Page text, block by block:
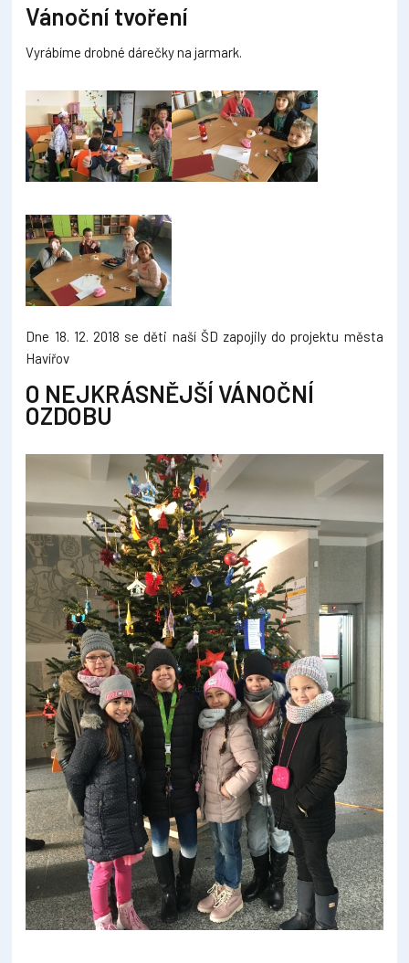
Vánoční tvoření
Vyrábíme drobné dárečky na jarmark.
Dne 18. 12. 2018 se děti naší ŠD zapojily do projektu města
Havířov
O NEJKRÁSNĚJŠÍ VÁNOČNÍ
OZDOBU